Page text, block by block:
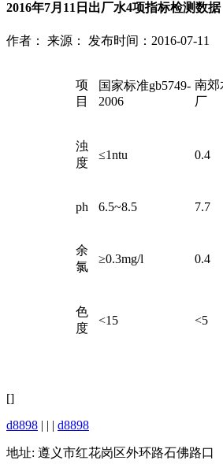
2016年7月11日出厂水4项指标检测数据
作者： 来源： 发布时间：2016-07-11
项
目
国家标准gb5749-
2006
南郊
厂
浊
度
≤1ntu 0.4
ph 6.5~8.5 7.7
余
氯
≥0.3mg/l 0.4
色
度
<15 <5
[]
d8898 | | | d8898
地址: 遵义市红花岗区外环路石佛路口